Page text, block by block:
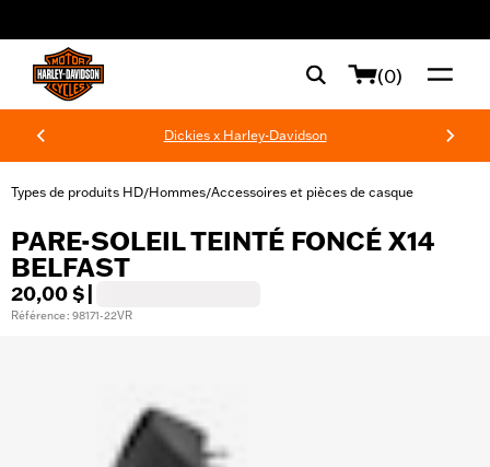
(0)
Dickies x Harley-Davidson
Types de produits HD/Hommes/Accessoires et pièces de casque
PARE-SOLEIL TEINTÉ FONCÉ X14
BELFAST
20,00 $
Référence : 98171-22VR